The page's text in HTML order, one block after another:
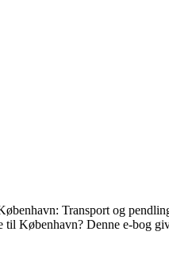
Transport og
til København? Denne e-bog